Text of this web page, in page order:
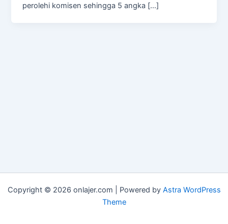
perolehi komisen sehingga 5 angka […]
Copyright © 2026 onlajer.com | Powered by Astra WordPress
Theme